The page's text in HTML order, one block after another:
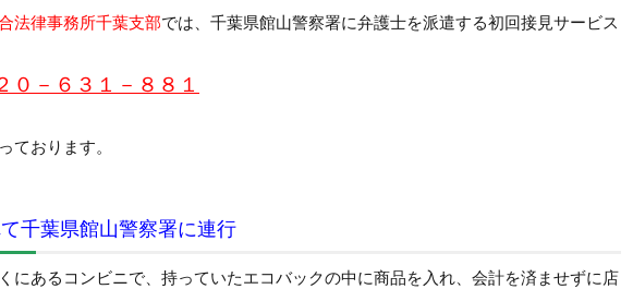
法律事務所千葉支部では、千葉県館山警察署に弁護士を派遣する初回接見サービス
－６３１－８８１
ております。
千葉県館山警察署に連行
にあるコンビニで、持っていたエコバックの中に商品を入れ、会計を済ませずに店